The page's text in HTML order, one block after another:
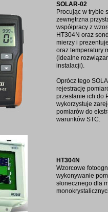
SOLAR-02
Procując w trybie
zewnętrzna
współpracy z
HT304N oraz
mierzy i
oraz temperatury
(idealne
instalacji).
Oprócz tego
rejestrację
przesłanie ich do
wykorzystuje
pomiarów do
warunków STC.
HT304N
Wzorcowe
wykonywanie
słonecznego dla